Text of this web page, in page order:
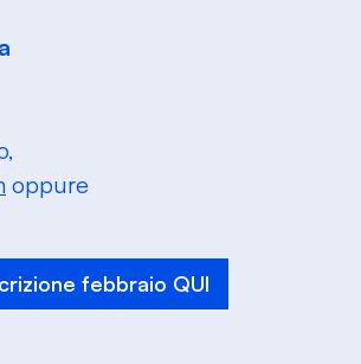
oppure
febbraio QUI